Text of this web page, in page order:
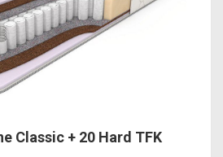
Classic + 20 Hard TFK